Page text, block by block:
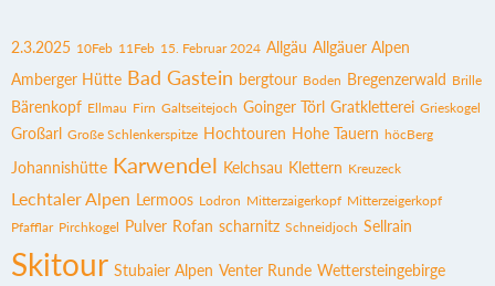
2.3.2025 10Feb 11Feb 15. Februar 2024 Allgäu Allgäuer Alpen
Amberger Hütte Bad Gastein bergtour Boden Bregenzerwald Brille
Bärenkopf Ellmau Firn Galtseitejoch Goinger Törl Gratkletterei Grieskogel
Großarl Große Schlenkerspitze Hochtouren Hohe Tauern höcBerg
Johannishütte Karwendel Kelchsau Klettern Kreuzeck
Lechtaler Alpen Lermoos Lodron Mitterzaigerkopf Mitterzeigerkopf
Pfafflar Pirchkogel Pulver Rofan scharnitz Schneidjoch Sellrain
Skitour Stubaier Alpen Venter Runde Wettersteingebirge